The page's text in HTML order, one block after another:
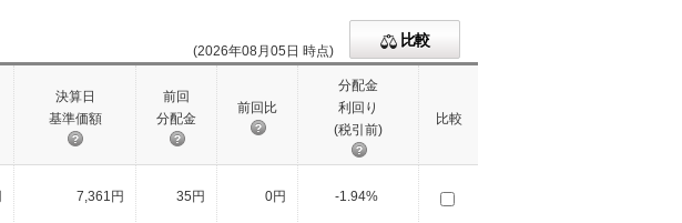
比較
(2026年08月05日 時点)
決算日
基準価額
前回
分配金
前回比
分配金
利回り
(税引前)
比較
7,361円 35円 0円 -1.94%